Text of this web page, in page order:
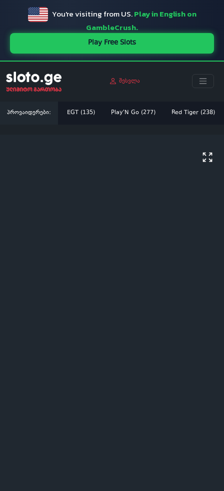
You're visiting from US.Play in English on
GambleCrush.
Play Free Slots
შესვლა
პროვაიდერები: EGT (135) Play'N Go (277) Red Tiger (238)